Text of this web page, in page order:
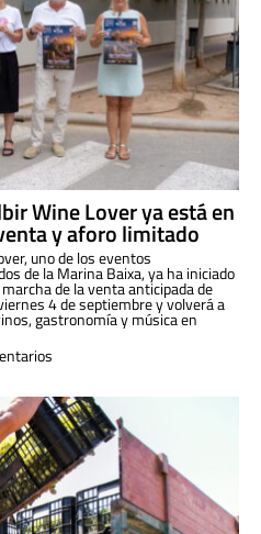
Wine Lover ya está en
y aforo limitado
uno de los eventos
de la Marina Baixa, ya ha iniciado
de la venta anticipada de
4 de septiembre y volverá a
gastronomía y música en